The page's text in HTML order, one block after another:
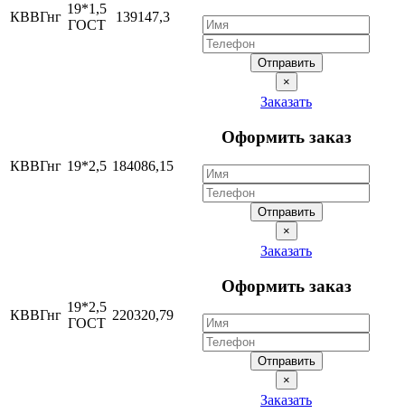
КВВГнг
19*1,5
ГОСТ
139147,3
Отправить
×
КВВГнг 19*2,5 184086,15
Заказать
Оформить заказ
Отправить
×
КВВГнг
19*2,5
ГОСТ
220320,79
Заказать
Оформить заказ
Отправить
×
Заказать